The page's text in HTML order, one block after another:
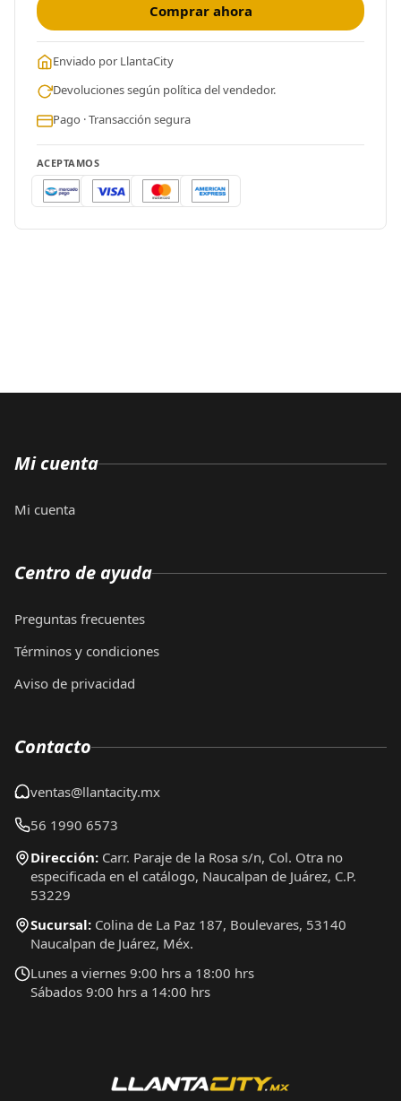
Comprar ahora
Enviado por LlantaCity
Devoluciones según política del vendedor.
Pago · Transacción segura
ACEPTAMOS
Mi cuenta
Mi cuenta
Centro de ayuda
Preguntas frecuentes
Términos y condiciones
Aviso de privacidad
Contacto
ventas@llantacity.mx
56 1990 6573
Dirección: Carr. Paraje de la Rosa s/n, Col. Otra no
especificada en el catálogo, Naucalpan de Juárez, C.P.
53229
Sucursal: Colina de La Paz 187, Boulevares, 53140
Naucalpan de Juárez, Méx.
Lunes a viernes 9:00 hrs a 18:00 hrs
Sábados 9:00 hrs a 14:00 hrs